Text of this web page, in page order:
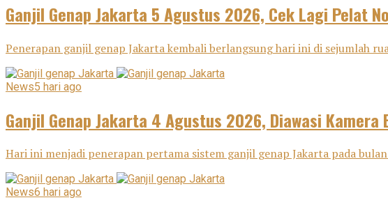
Ganjil Genap Jakarta 5 Agustus 2026, Cek Lagi Pelat
Penerapan ganjil genap Jakarta kembali berlangsung hari ini di sejumlah
News5 hari ago
Ganjil Genap Jakarta 4 Agustus 2026, Diawasi Kamera
Hari ini menjadi penerapan pertama sistem ganjil genap Jakarta pada
News6 hari ago